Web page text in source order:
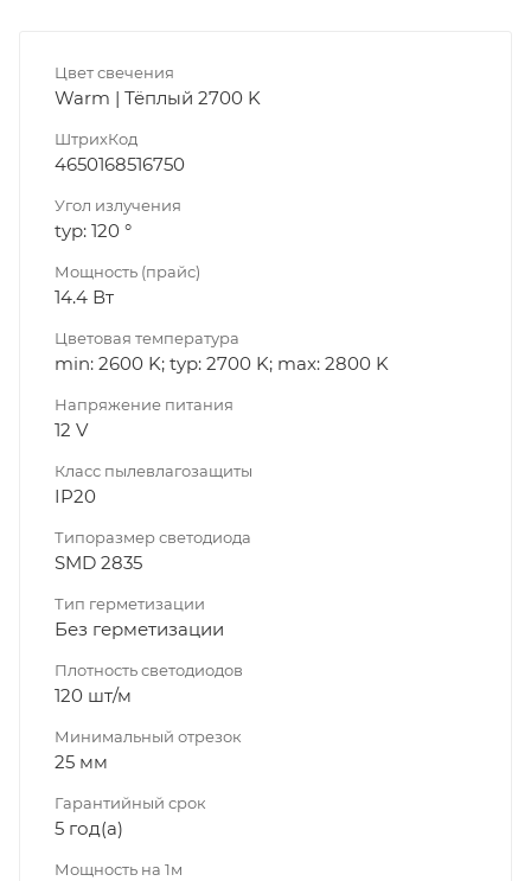
Цвет свечения
Warm | Тёплый 2700 K
ШтрихКод
4650168516750
Угол излучения
typ: 120 °
Мощность (прайс)
14.4 Вт
Цветовая температура
min: 2600 K; typ: 2700 K; max: 2800 K
Напряжение питания
12 V
Класс пылевлагозащиты
IP20
Типоразмер светодиода
SMD 2835
Тип герметизации
Без герметизации
Плотность светодиодов
120 шт/м
Минимальный отрезок
25 мм
Гарантийный срок
5 год(а)
Мощность на 1м